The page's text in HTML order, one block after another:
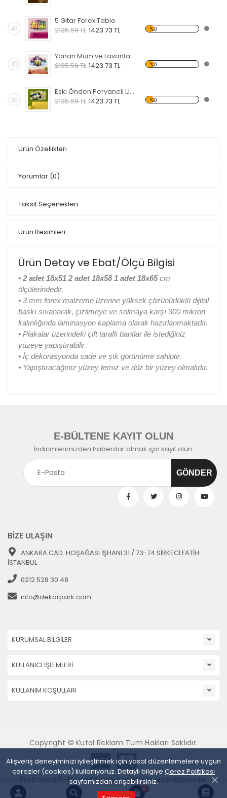
0
48
5 Gitar Forex Tablo
2135.59 TL 1423.73 TL %0
49
Yanan Mum ve Lavanta Forex Tablo
2135.59 TL 1423.73 TL %0
50
Eski Önden Pervaneli Uçak Forex Tablo
2135.59 TL 1423.73 TL %0
Ürün Özellikleri
Yorumlar (0)
Taksit Seçenekleri
Ürün Resimleri
Ürün Detay ve Ebat/Ölçü Bilgisi
• 2 adet 18x51 2 adet 18x58 1 adet 18x65 cm
ölçülerindedir.
• 3 mm forex malzeme üzerine yüksek çözünürlüklü dijital
baskı sıvanarak, çizilmeye ve solmaya karşı 300 mikron
kalınlığında laminasyon kaplama olarak hazırlanmaktadır.
• Plakalar üzerindeki çift taraflı bantlar ile istediğiniz
yüzeye yapıştırabilir.
• İç dekorasyonda sade ve şık görünüme sahiptir.
• Yapıştıracağınız yüzey temiz ve düz bir yüzey olmalıdır.
Alışveriş deneyiminizi iyileştirmek için yasal düzenlemelere uygun
çerezler (cookies) kullanıyoruz. Detaylı bilgiye Çerez Politikası
sayfamızdan erişebilirsiniz.
E-BÜLTENE KAYIT OLUN
İndirimlerimizden haberdar olmak için kayıt olun.
BİZE ULAŞIN
ANKARA CAD. HOŞAĞASI İŞHANI 31 / 73-74 SİRKECİ FATİH
İSTANBUL
0212 528 30 48
info@dekorpark.com
KURUMSAL BİLGİLER
KULLANICI İŞLEMLERİ
KULLANIM KOŞULLARI
Copyright © Kutal Reklam Tüm Hakları Saklıdır.
Proticaret E-Ticaret Sitesi Yazılımı İle Hazırlanmıştır.